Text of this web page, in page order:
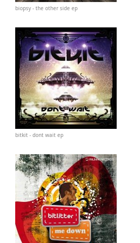
biopsy - the other side ep
bitkit - dont wait ep